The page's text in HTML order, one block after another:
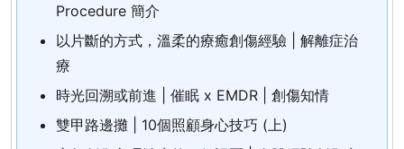
Procedure 簡介
以片斷的方式，溫柔的療癒創傷經驗 | 解離症治
療
時光回溯或前進 | 催眠 x EMDR | 創傷知情
雙甲路邊攤 | 10個照顧身心技巧 (上)